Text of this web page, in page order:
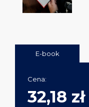
E-book
Cena:
32,18 zł